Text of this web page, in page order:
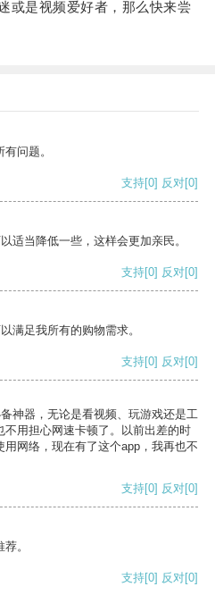
是视频爱好者，那么快来尝
问题。
支持[0] 反对[0]
适当降低一些，这样会更加亲民。
支持[0] 反对[0]
满足我所有的购物需求。
支持[0] 反对[0]
神器，无论是看视频、玩游戏还是工
用担心网速卡顿了。以前出差的时
网络，现在有了这个app，我再也不
支持[0] 反对[0]
。
支持[0] 反对[0]